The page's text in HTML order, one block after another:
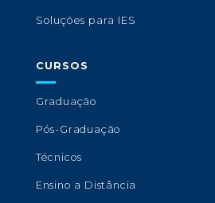
Soluções para IES
CURSOS
Graduação
Pós-Graduação
Técnicos
Ensino a Distância